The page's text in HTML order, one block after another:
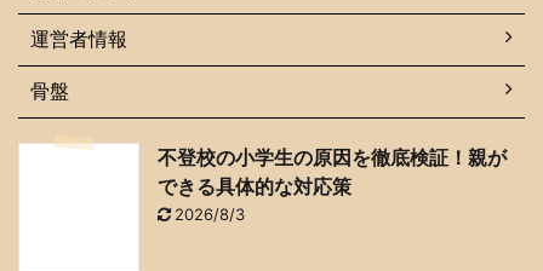
運営者情報
骨盤
不登校の小学生の原因を徹底検証！親が
できる具体的な対応策
2026/8/3